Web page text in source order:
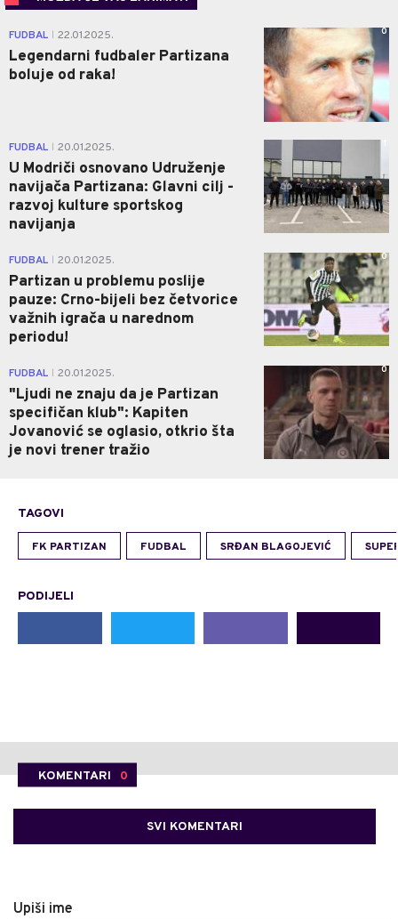
FUDBAL 22.01.2025.
Legendarni fudbaler Partizana
boluje od raka!
0
FUDBAL 20.01.2025.
U Modriči osnovano Udruženje
navijača Partizana: Glavni cilj -
razvoj kulture sportskog
navijanja
FUDBAL 20.01.2025.
Partizan u problemu poslije
pauze: Crno-bijeli bez četvorice
važnih igrača u narednom
periodu!
0
FUDBAL 20.01.2025.
"Ljudi ne znaju da je Partizan
specifičan klub": Kapiten
Jovanović se oglasio, otkrio šta
je novi trener tražio
0
TAGOVI
FK PARTIZAN FUDBAL SRĐAN BLAGOJEVIĆ
PODIJELI
KOMENTARI 0
SVI KOMENTARI
Upiši ime